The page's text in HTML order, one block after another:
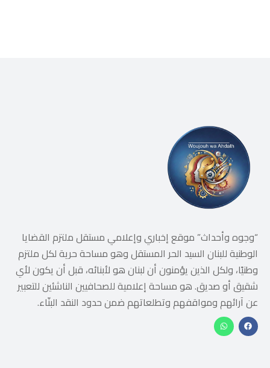
“وجوه وأحداث” موقع إخباري وإعلامي مستقل ملتزم القضايا
الوطنية للبنان السيد الحر المستقل وهو مساحة حرية لكل ملتزم
وطنيًا، ولكل الذين يؤمنون أن لبنان هو لأبنائه، قبل أن يكون لأي
شقيق أو صديق. هو مساحة إعلامية للصحافيين الناشئين للتعبير
عن آرائهم ومواقفهم وتطلعاتهم ضمن حدود النقد البنّاء.